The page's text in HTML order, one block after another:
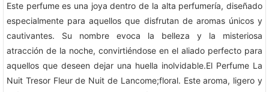
Este perfume es una joya dentro de la alta perfumería, diseñado
especialmente para aquellos que disfrutan de aromas únicos y
cautivantes. Su nombre evoca la belleza y la misteriosa
atracción de la noche, convirtiéndose en el aliado perfecto para
aquellos que deseen dejar una huella inolvidable.El Perfume La
Nuit Tresor Fleur de Nuit de Lancome;floral. Este aroma, ligero y